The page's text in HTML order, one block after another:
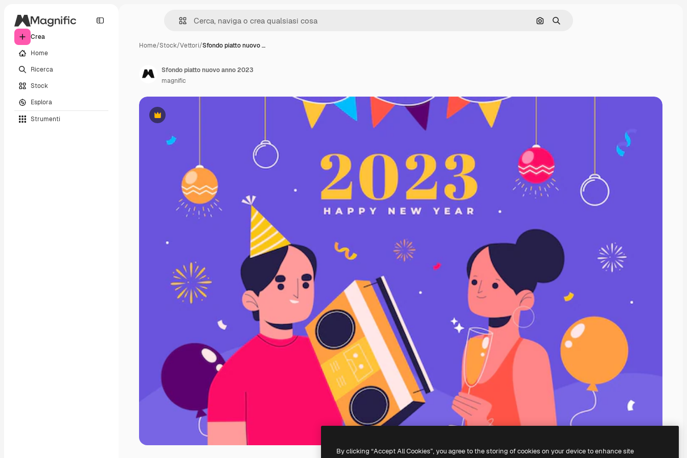
Crea
Home
Ricerca
Stock
Esplora
Strumenti
Cerca per immagine
Ricerca
Home/Stock/Vettori/Sfondo piatto nuovo …
Premium
Sfondo piatto nuovo anno 2023
magnific
By clicking “Accept All Cookies”, you agree to the storing of cookies on your device to enhance site